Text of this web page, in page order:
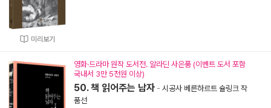
미리보기
영화·드라마 원작 도서전. 알라딘 사은품 (이벤트 도서 포함
국내서 3만 5천원 이상)
50. 책 읽어주는 남자 - 시공사 베른하르트 슐링크 작
품선